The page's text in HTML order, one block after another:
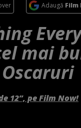
Adaugă Film
mai
12”, pe Film Now!